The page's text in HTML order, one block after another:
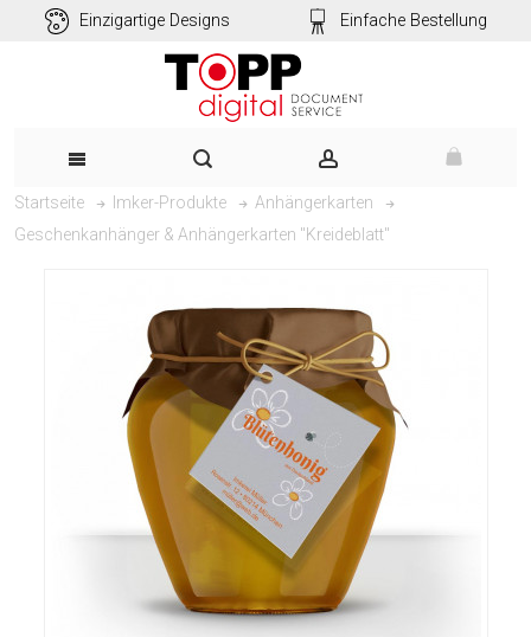
Einzigartige Designs Einfache Bestellung
Startseite Imker-Produkte
Anhängerkarten
Geschenkanhänger & Anhängerkarten "Kreideblatt"